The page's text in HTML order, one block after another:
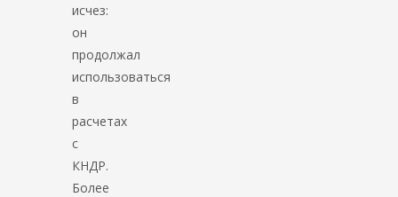
исчез:
он
продолжал
использоваться
в
расчетах
с
КНДР.
Более